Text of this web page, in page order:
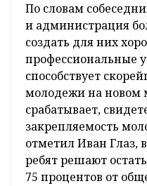
По словам
и администрация
создать для них
профессиональные
способствует
молодежи на новом
срабатывает,
закрепляемость
отметил Иван Глаз,
ребят решают
75 процентов от